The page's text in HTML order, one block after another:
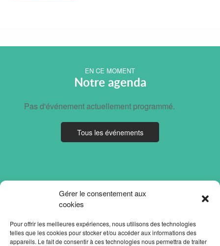
Gérer le consentement aux
cookies
Pour offrir les meilleures expériences, nous utilisons des technologies
telles que les cookies pour stocker et/ou accéder aux informations des
appareils. Le fait de consentir à ces technologies nous permettra de traiter
EN CE MOMENT
Notre agenda
Pas d'événement actuellement programmé.
Tous les événements